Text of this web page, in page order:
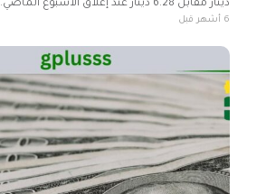
دينار مقابل 6.28 دينار عند إغلاق
انخفاض سعر صرف اليورو إلى 7.48 دينار،
6 أشهر قبل